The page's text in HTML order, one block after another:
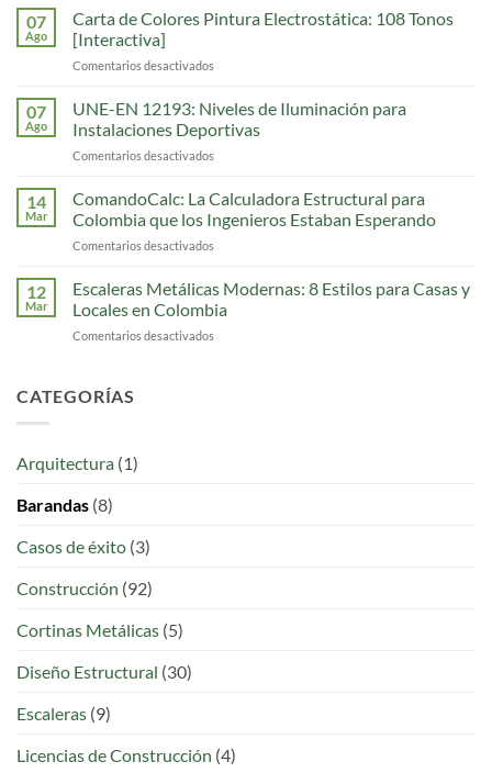
para
Normativa
y
07
Ago
Carta de Colores Pintura Electrostática: 108 Tonos
[Interactiva]
Comentarios desactivados
de
Colores
Pintura
Tonos
[Interactiva]
07
Ago
UNE-EN 12193: Niveles de Iluminación para
Instalaciones Deportivas
Comentarios desactivados
EN
Niveles
para
Instalaciones
14
Mar
ComandoCalc: La Calculadora Estructural para
Colombia que los Ingenieros Estaban Esperando
Comentarios desactivados
La
Calculadora
Estructural
12
Mar
Escaleras Metálicas Modernas: 8 Estilos para Casas y
Locales en Colombia
Comentarios desactivados
CATEGORÍAS
Arquitectura (1)
Barandas (8)
Casos de éxito (3)
Construcción (92)
Cortinas Metálicas (5)
Diseño Estructural (30)
Escaleras (9)
Licencias de Construcción (4)